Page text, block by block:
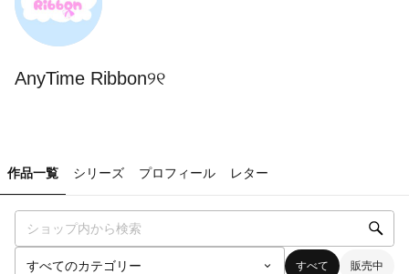
AnyTime Ribbon୨୧
作品一覧 シリーズ プロフィール レター
すべて 販売中